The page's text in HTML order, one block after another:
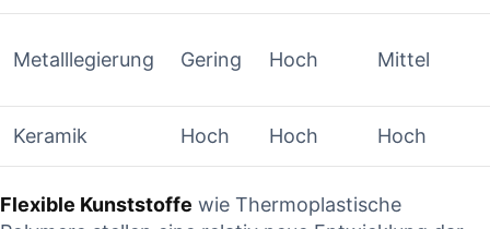
Metalllegierung Gering Hoch Mittel
Keramik Hoch Hoch Hoch
Flexible Kunststoffe wie Thermoplastische